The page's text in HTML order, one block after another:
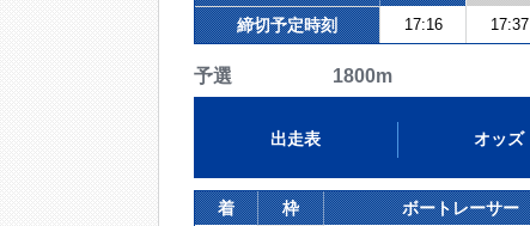
締切予定時刻 17:16 17:37
予選 1800m
出走表 オッズ
着 枠 ボートレーサー